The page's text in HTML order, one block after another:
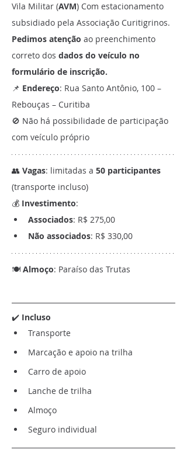
Vila Militar (AVM) Com estacionamento
subsidiado pela Associação Curitigrinos.
Pedimos atenção ao preenchimento
correto dos dados do veículo no
formulário de inscrição.
📌 Endereço: Rua Santo Antônio, 100 –
Rebouças – Curitiba
🚫 Não há possibilidade de participação
com veículo próprio
👥 Vagas: limitadas a 50 participantes
(transporte incluso)
💰 Investimento:
Associados: R$ 275,00
Não associados: R$ 330,00
🍽️ Almoço: Paraíso das Trutas
✔️ Incluso
Transporte
Marcação e apoio na trilha
Carro de apoio
Lanche de trilha
Almoço
Seguro individual